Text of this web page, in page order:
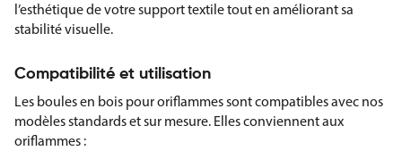
l’esthétique de votre support textile tout en améliorant sa
stabilité visuelle.
Compatibilité et utilisation
Les boules en bois pour oriflammes sont compatibles avec nos
modèles standards et sur mesure. Elles conviennent aux
oriflammes :